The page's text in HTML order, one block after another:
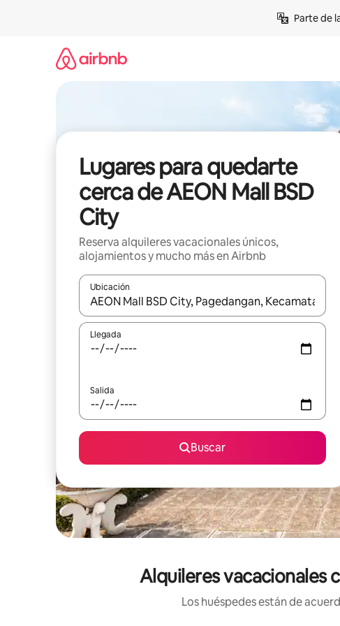
Parte de
Lugares para quedarte
cerca de AEON Mall BSD
City
Reserva alquileres vacacionales únicos,
alojamientos y mucho más en Airbnb
Ubicación
Cuando los resultados estén disponibles, navega con
Llegada
Salida
Buscar
Alquileres vacacionales
Los huéspedes están de